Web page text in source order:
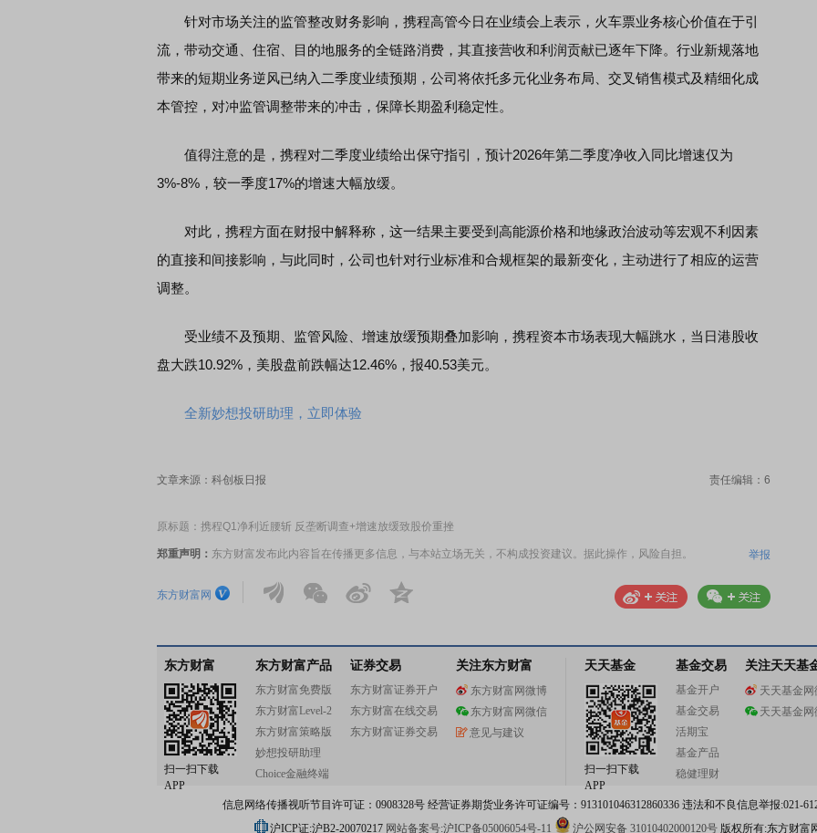
针对市场关注的监管整改财务影响，携程高管今日在业绩会上表示，火车票业务核心价值在于引
流，带动交通、住宿、目的地服务的全链路消费，其直接营收和利润贡献已逐年下降。行业新规落地
带来的短期业务逆风已纳入二季度业绩预期，公司将依托多元化业务布局、交叉销售模式及精细化成
本管控，对冲监管调整带来的冲击，保障长期盈利稳定性。
值得注意的是，携程对二季度业绩给出保守指引，预计2026年第二季度净收入同比增速仅为
3%-8%，较一季度17%的增速大幅放缓。
对此，携程方面在财报中解释称，这一结果主要受到高能源价格和地缘政治波动等宏观不利因素
的直接和间接影响，与此同时，公司也针对行业标准和合规框架的最新变化，主动进行了相应的运营
调整。
受业绩不及预期、监管风险、增速放缓预期叠加影响，携程资本市场表现大幅跳水，当日港股收
盘大跌10.92%，美股盘前跌幅达12.46%，报40.53美元。
全新妙想投研助理，立即体验
文章来源：科创板日报 责任编辑：6
原标题：携程Q1净利近腰斩 反垄断调查+增速放缓致股价重挫
郑重声明： 东方财富发布此内容旨在传播更多信息，与本站立场无关，不构成投资建议。据此操作，风险自担。 举报
东方财富网
东方财富
扫一扫下载
APP
东方财富产品
东方财富免费版
东方财富Level-2
东方财富策略版
妙想投研助理
Choice金融终端
证券交易
东方财富证券开户
东方财富在线交易
东方财富证券交易
关注东方财富
东方财富网微博
东方财富网微信
意见与建议
天天基金
扫一扫下载
APP
基金交易
基金开户
基金交易
活期宝
基金产品
稳健理财
关注天天基
天天基金网
天天基金网
信息网络传播视听节目许可证：0908328号 经营证券期货业务许可证编号：913101046312860336 违法和不良信息举报:021-
沪ICP证:沪B2-20070217 网站备案号:沪ICP备05006054号-11 沪公网安备 31010402000120号版权所有:东方财富